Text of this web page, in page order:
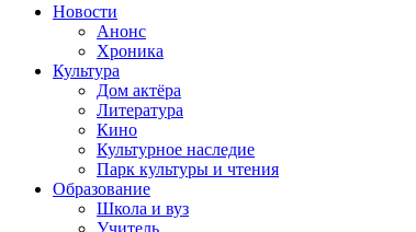
Новости
Анонс
Хроника
Культура
Дом актёра
Литература
Кино
Культурное наследие
Парк культуры и чтения
Образование
Школа и вуз
Учитель